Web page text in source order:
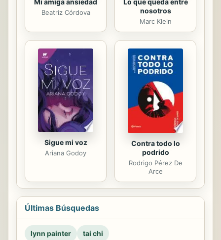
Mi amiga ansiedad
Beatriz Córdova
nosotros
Marc Klein
Sigue mi voz
Ariana Godoy
Contra todo lo
podrido
Rodrigo Pérez De
Arce
Últimas Búsquedas
lynn painter
tai chi